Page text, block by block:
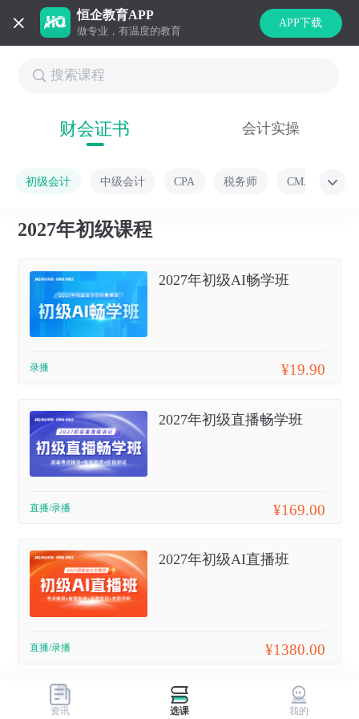
恒企教育APP
做专业，有温度的教育
APP下载
财会证书 会计实操
初级会计 中级会计 CPA 税务师 CMA
2027年初级课程
2027年初级AI畅学班
录播 ¥19.90
2027年初级直播畅学班
直播/录播 ¥169.00
2027年初级AI直播班
直播/录播 ¥1380.00
资讯 选课 我的